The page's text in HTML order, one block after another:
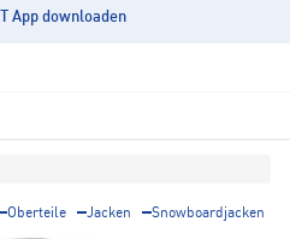
App downloaden
Oberteile Jacken Snowboardjacken